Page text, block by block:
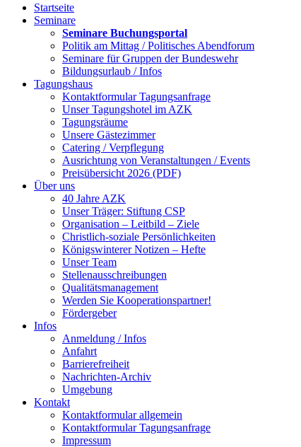
Startseite
Seminare
Seminare Buchungsportal
Politik am Mittag / Politisches Abendforum
Seminare für Gruppen der Bundeswehr
Bildungsurlaub / Infos
Tagungshaus
Kontaktformular Tagungsanfrage
Unser Tagungshotel im AZK
Tagungsräume
Unsere Gästezimmer
Catering / Verpflegung
Ausrichtung von Veranstaltungen / Events
Preisübersicht 2026 (PDF)
Über uns
40 Jahre AZK
Unser Träger: Stiftung CSP
Organisation – Leitbild – Ziele
Christlich-soziale Persönlichkeiten
Königswinterer Notizen – Hefte
Unser Team
Stellenausschreibungen
Qualitätsmanagement
Werden Sie Kooperationspartner!
Fördergeber
Infos
Anmeldung / Infos
Anfahrt
Barrierefreiheit
Nachrichten-Archiv
Umgebung
Kontakt
Kontaktformular allgemein
Kontaktformular Tagungsanfrage
Impressum